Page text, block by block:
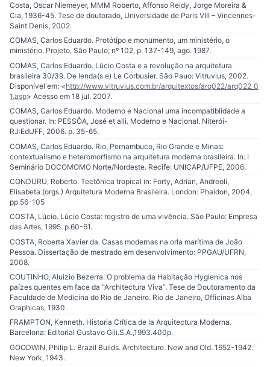
Costa, Oscar Niemeyer, MMM Roberto, Affonso Reidy, Jorge Moreira &
Cia, 1936-45. Tese de doutorado, Universidade de Paris VIII – Vincennes-
Saint Denis, 2002.
COMAS, Carlos Eduardo. Protótipo e monumento, um ministério, o
ministério. Projeto, São Paulo; nº 102, p. 137-149, ago. 1987.
COMAS, Carlos Eduardo. Lúcio Costa e a revolução na arquitetura
brasileira 30/39. De lenda(s e) Le Corbusier. São Pauo: Vitruvius, 2002.
Disponível em: <http://www.vitruvius.com.br/arquitextos/arq022/arq022_0
1.asp> Acesso em 18 jul. 2007.
COMAS, Carlos Eduardo. Moderno e Nacional uma incompatiblidade a
questionar. In: PESSÔA, José et alli. Moderno e Nacional. Niterói-
RJ:EdUFF, 2006. p. 35-65.
COMAS, Carlos Eduardo. Rio, Pernambuco, Rio Grande e Minas:
contextualismo e heteromorfismo na arquitetura moderna brasileira. In: I
Seminário DOCOMOMO Norte/Nordeste. Recife: UNICAP/UFPE, 2006.
CONDURU, Roberto. Tectônica tropical in: Forty, Adrian, Andreoli,
Elisabeta (orgs.) Arquitetura Moderna Brasileira. London: Phaidon, 2004,
pp.56-105
COSTA, Lúcio. Lúcio Costa: registro de uma vivência. São Paulo: Empresa
das Artes, 1995. p.60-61.
COSTA, Roberta Xavier da. Casas modernas na orla marítima de João
Pessoa. Dissertação de mestrado em desenvolvimento: PPGAU/UFRN,
2008.
COUTINHO, Aluizio Bezerra. O problema da Habitação Hygienica nos
paízes quentes em face da “Architectura Viva”. Tese de Doutoramento da
Faculdade de Medicina do Rio de Janeiro. Rio de Janeiro, Officinas Alba
Graphicas, 1930.
FRAMPTON, Kenneth. Historia Crítica de la Arquitectura Moderna.
Barcelona: Editorial Gustavo Gili.S.A.,1993.400p.
GOODWIN, Philip L. Brazil Builds. Architecture. New and Old. 1652-1942.
New York, 1943.